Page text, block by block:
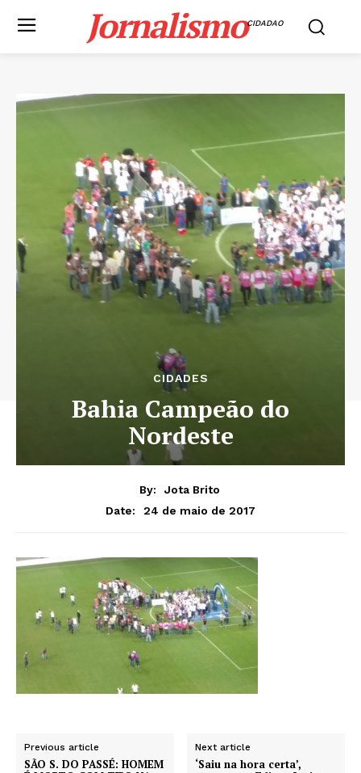
JornalismoCIDADAO
CIDADES
Bahia Campeão do
Nordeste
By:
Jota Brito
Date:
24 de maio de 2017
Previous article
SÃO S. DO PASSÉ: HOMEM
Next article
‘Saiu na hora certa’,